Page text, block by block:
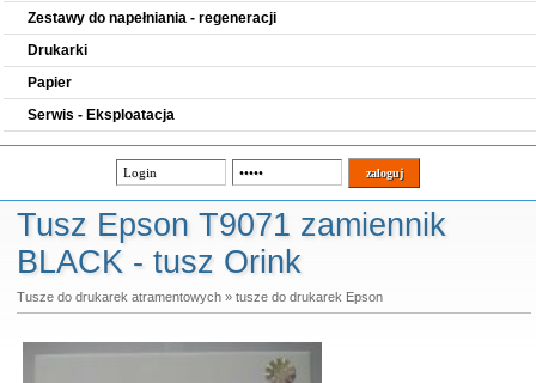
Zestawy do napełniania - regeneracji
Drukarki
Papier
Serwis - Eksploatacja
Tusz Epson T9071 zamiennik
BLACK - tusz Orink
Tusze do drukarek atramentowych» tusze do drukarek Epson